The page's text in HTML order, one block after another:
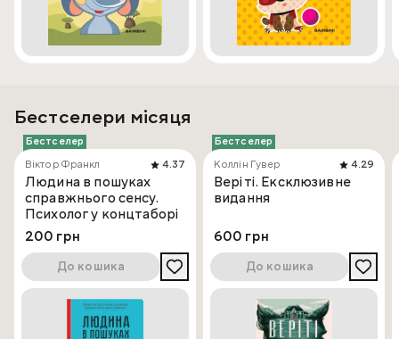
Бестселери місяця
Бестселер
Віктор Франкл
4.37
Людина в пошуках
справжнього сенсу.
Психолог у концтаборі
200 грн
До кошика
Бестселер
Коллін Гувер
4.29
Веріті. Ексклюзивне
видання
600 грн
До кошика